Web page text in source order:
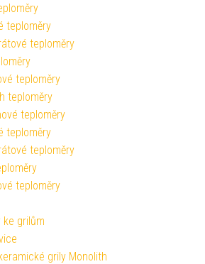
teploměry
teploměry
teploměry
teploměry
teploměry
teploměry
teploměry
teploměry
grilům
grily Monolith